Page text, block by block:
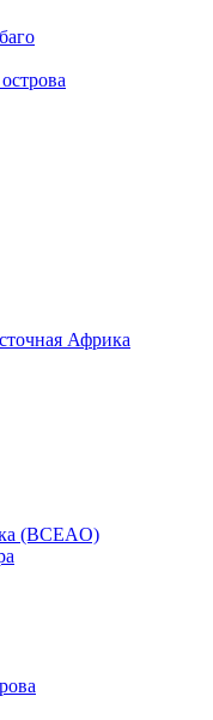
Африка
(BCEAO)